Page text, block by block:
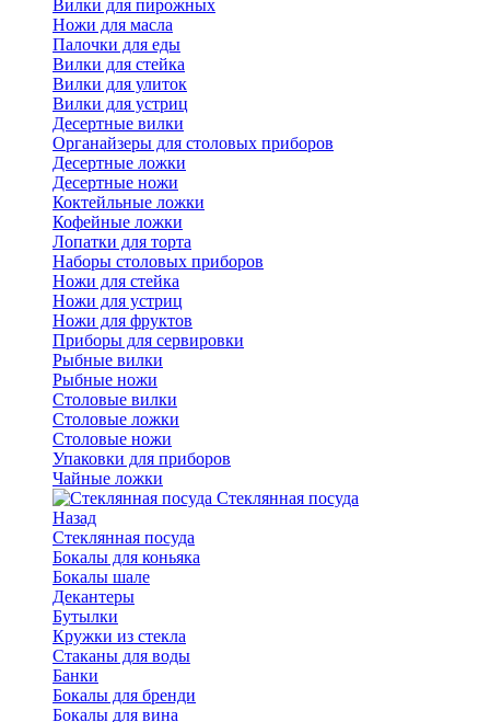
Вилки для пирожных
Ножи для масла
Палочки для еды
Вилки для стейка
Вилки для улиток
Вилки для устриц
Десертные вилки
Органайзеры для столовых приборов
Десертные ложки
Десертные ножи
Коктейльные ложки
Кофейные ложки
Лопатки для торта
Наборы столовых приборов
Ножи для стейка
Ножи для устриц
Ножи для фруктов
Приборы для сервировки
Рыбные вилки
Рыбные ножи
Столовые вилки
Столовые ложки
Столовые ножи
Упаковки для приборов
Чайные ложки
Стеклянная посуда
Назад
Стеклянная посуда
Бокалы для коньяка
Бокалы шале
Декантеры
Бутылки
Кружки из стекла
Стаканы для воды
Банки
Бокалы для бренди
Бокалы для вина